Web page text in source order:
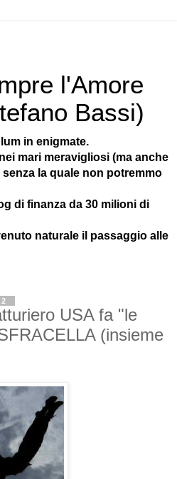
l'Amore
Bassi)
in enigmate.
mari meravigliosi (ma anche
la quale non potremmo
di finanza da 30 milioni di
naturale il passaggio alle
USA fa "le
(insieme